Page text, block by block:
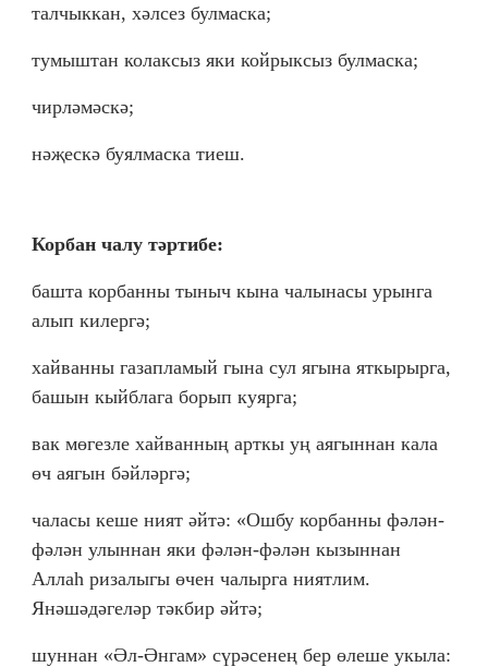
талчыккан, хәлсез булмаска;
тумыштан колаксыз яки койрыксыз булмаска;
чирләмәскә;
нәҗескә буялмаска тиеш.
Корбан чалу тәртибе:
башта корбанны тыныч кына чалынасы урынга
алып килергә;
хайванны газапламый гына сул ягына яткырырга,
башын кыйблага борып куярга;
вак мөгезле хайванның арткы уң аягыннан кала
өч аягын бәйләргә;
чаласы кеше ният әйтә: «Ошбу корбанны фәлән-
фәлән улыннан яки фәлән-фәлән кызыннан
Аллаһ ризалыгы өчен чалырга ниятлим.
Янәшәдәгеләр тәкбир әйтә;
шуннан «Әл-Әнгам» сүрәсенең бер өлеше укыла: